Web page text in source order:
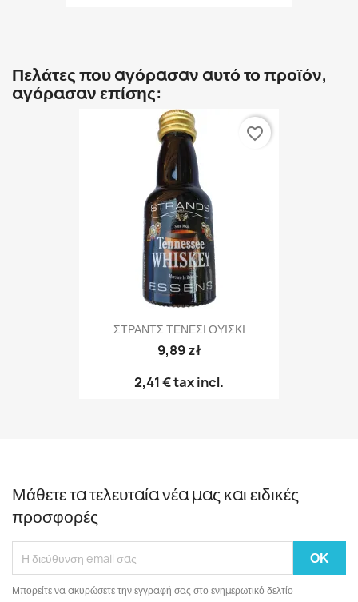
Πελάτες που αγόρασαν αυτό το προϊόν,
αγόρασαν επίσης:
ΣΤΡΑΝΤΣ ΤΕΝΕΣΙ ΟΥΙΣΚΙ
9,89 zł
2,41 €tax incl.
favorite_border
Μάθετε τα τελευταία νέα μας και ειδικές
προσφορές
Μπορείτε να ακυρώσετε την εγγραφή σας στο ενημερωτικό δελτίο